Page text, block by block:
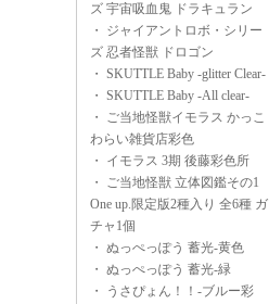
ズ 宇宙吸血鬼 ドラキュラン
・ ジャイアントロボ・シリー
ズ 忍者怪獣 ドロゴン
・ SKUTTLE Baby -glitter Clear-
・ SKUTTLE Baby -All clear-
・ ご当地怪獣イモラス かっこ
わらい雑貨店彩色
・ イモラス 3期 後藤彩色所
・ ご当地怪獣 立体図鑑その1
One up.限定版2種入り 全6種 ガ
チャ1個
・ ぬっぺっぽう 蓄光-黄色
・ ぬっぺっぽう 蓄光-緑
・
うさぴょん！！-ブルー彩